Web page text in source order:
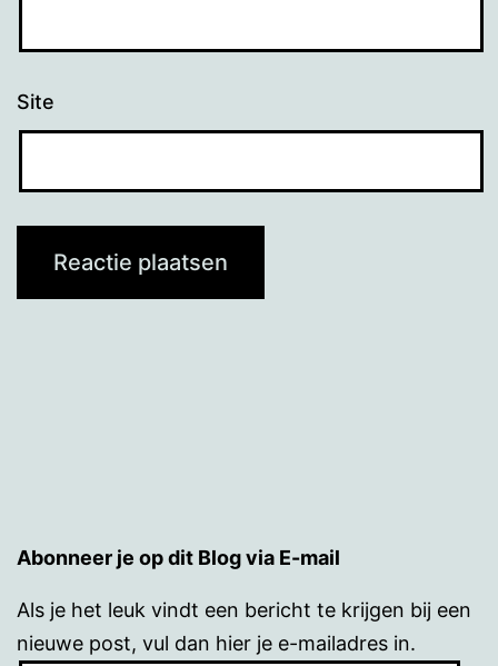
Site
Abonneer je op dit Blog via E-mail
Als je het leuk vindt een bericht te krijgen bij een
nieuwe post, vul dan hier je e-mailadres in.